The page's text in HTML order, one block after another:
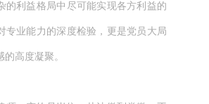
的利益格局中尽可能实现各方利益的
专业能力的深度检验，更是党员大局
高度凝聚。